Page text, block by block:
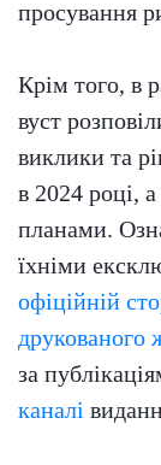
просування
Крім того, в
вуст
виклики та
в 2024 році,
планами.
їхніми
офіційній
друкованого
за
каналі